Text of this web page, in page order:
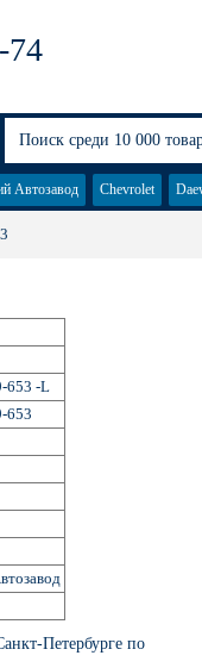
74
Автозавод Chevrolet
653 -L
653
Петербурге по